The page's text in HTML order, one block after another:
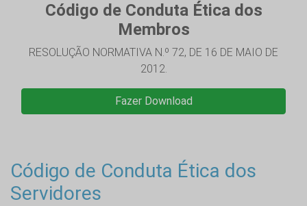
Código de Conduta Ética dos
Membros
RESOLUÇÃO NORMATIVA N.º 72, DE 16 DE MAIO DE
2012.
Fazer Download
Código de Conduta Ética dos
Servidores